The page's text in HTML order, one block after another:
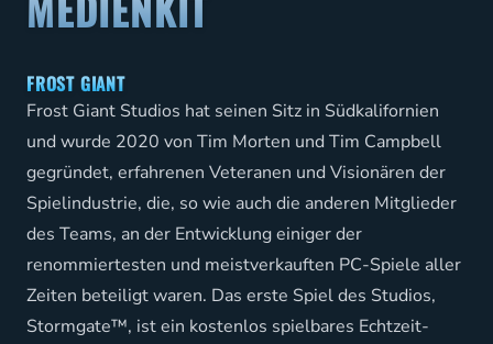
FROST GIANT
Frost Giant Studios hat seinen Sitz in Südkalifornien
und wurde 2020 von Tim Morten und Tim Campbell
gegründet, erfahrenen Veteranen und Visionären der
Spielindustrie, die, so wie auch die anderen Mitglieder
des Teams, an der Entwicklung einiger der
renommiertesten und meistverkauften PC-Spiele aller
Zeiten beteiligt waren. Das erste Spiel des Studios,
Stormgate™, ist ein kostenlos spielbares Echtzeit-